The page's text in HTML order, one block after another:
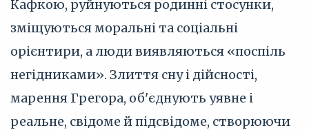
Кафкою, руйнуються родинні стосунки,
зміщуються моральні та соціальні
орієнтири, а люди виявляються «поспіль
негідниками». Злиття сну і дійсності,
марення Грегора, об'єднують уявне і
реальне, свідоме й підсвідоме, створюючи